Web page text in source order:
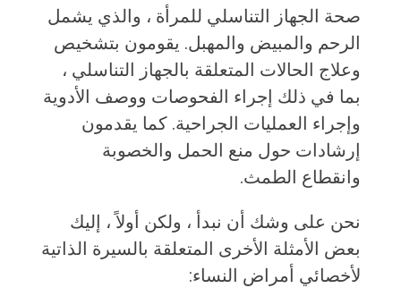
صحة الجهاز التناسلي للمرأة ، والذي يشمل
الرحم والمبيض والمهبل. يقومون بتشخيص
وعلاج الحالات المتعلقة بالجهاز التناسلي ،
بما في ذلك إجراء الفحوصات ووصف الأدوية
وإجراء العمليات الجراحية. كما يقدمون
إرشادات حول منع الحمل والخصوبة
وانقطاع الطمث.
نحن على وشك أن نبدأ ، ولكن أولاً ، إليك
بعض الأمثلة الأخرى المتعلقة بالسيرة الذاتية
لأخصائي أمراض النساء: